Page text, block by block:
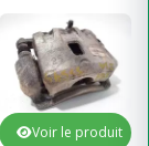
Voir le produit